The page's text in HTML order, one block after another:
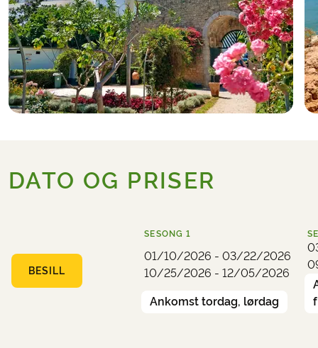
imponerende bygninger. Etter
vandreturen tar dere toget tilbake til
Tavira (tar ca. 30 minutter).
Hotell (eksempel):Maria Nova Lounge
Hotel
DATO OG PRISER
BESILL
SESONG 1
01/10/2026 - 03/22/2026
10/25/2026 - 12/05/2026
Ankomst tordag, lørdag